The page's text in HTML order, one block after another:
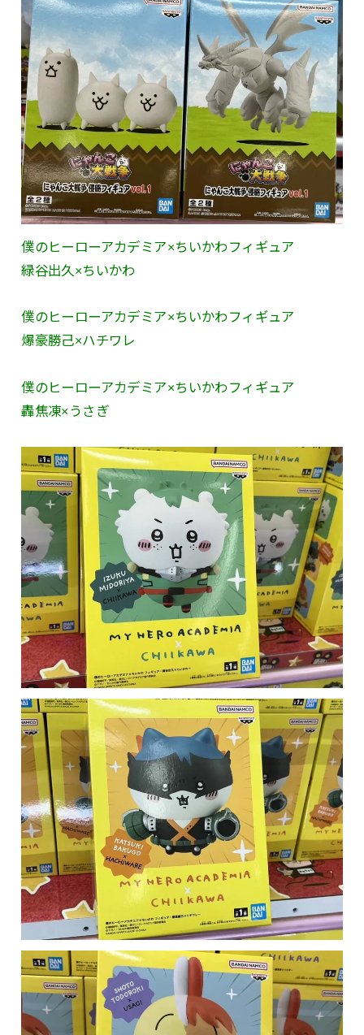
僕のヒーローアカデミア×ちいかわフィギュア
緑谷出久×ちいかわ
僕のヒーローアカデミア×ちいかわフィギュア
爆豪勝己×ハチワレ
僕のヒーローアカデミア×ちいかわフィギュア
轟焦凍×うさぎ